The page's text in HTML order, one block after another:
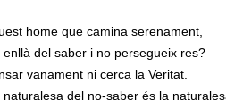
home que camina serenament,
del saber i no persegueix res?
vanament ni cerca la Veritat.
naturalesa del no-saber és la